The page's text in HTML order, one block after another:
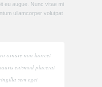
eu augue. Nunc vitae mi
ullamcorper volutpat
ornare non laoreet
euismod placerat
sem eget